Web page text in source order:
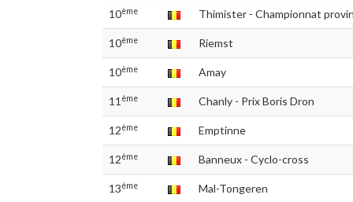
10ème Thimister - Championnat
10ème Riemst
10ème Amay
11 ème Chanly - Prix Boris Dron
12ème Emptinne
12ème Banneux - Cyclo-cross
13ème Mal-Tongeren